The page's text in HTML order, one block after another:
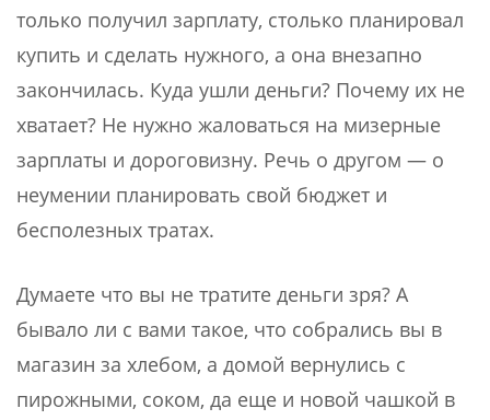
только получил зарплату, столько планировал
купить и сделать нужного, а она внезапно
закончилась. Куда ушли деньги? Почему их не
хватает? Не нужно жаловаться на мизерные
зарплаты и дороговизну. Речь о другом — о
неумении планировать свой бюджет и
бесполезных тратах.
Думаете что вы не тратите деньги зря? А
бывало ли с вами такое, что собрались вы в
магазин за хлебом, а домой вернулись с
пирожными, соком, да еще и новой чашкой в